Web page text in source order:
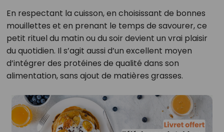
En respectant la cuisson, en choisissant de bonnes
mouillettes et en prenant le temps de savourer, ce
petit rituel du matin ou du soir devient un vrai plaisir
du quotidien. Il s’agit aussi d’un excellent moyen
d’intégrer des protéines de qualité dans son
alimentation, sans ajout de matières grasses.